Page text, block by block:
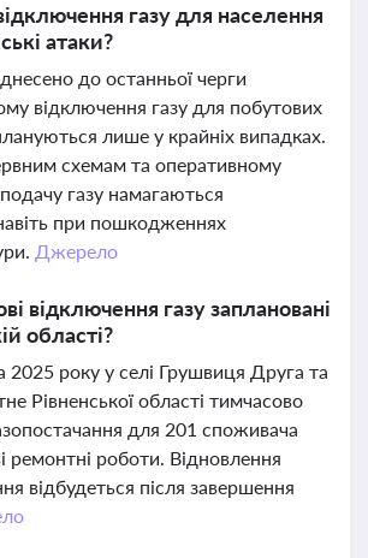
газу для населення
атаки?
до останньої черги
відключення газу для побутових
лише у крайніх випадках.
схемам та оперативному
газу намагаються
при пошкодженнях
Джерело
відключення газу заплановані
області?
2025 року у селі Грушвиця Друга та
Рівненської області тимчасово
для 201 споживача
ремонтні роботи. Відновлення
відбудеться після завершення